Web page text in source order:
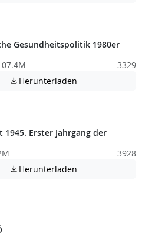
Gesundheitspolitik 1980er
3329
 Herunterladen
1945. Erster Jahrgang der
3928
 Herunterladen